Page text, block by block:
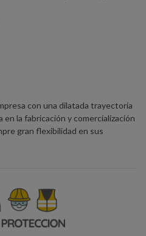
con una dilatada trayectoria
la fabricación y comercialización
gran flexibilidad en sus